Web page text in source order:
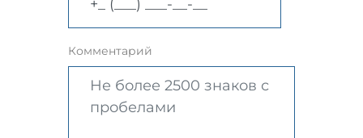
Комментарий